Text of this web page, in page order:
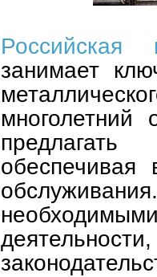
Российская
занимает